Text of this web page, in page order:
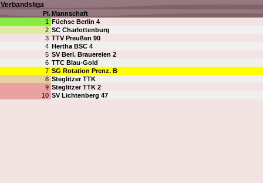
Verbandsliga
Pl.Mannschaft
1 Füchse Berlin 4
2 SC Charlottenburg
3 TTV Preußen 90
4 Hertha BSC 4
5 SV Berl. Brauereien 2
6 TTC Blau-Gold
7 SG Rotation Prenz. B
8 Steglitzer TTK
9 Steglitzer TTK 2
10 SV Lichtenberg 47